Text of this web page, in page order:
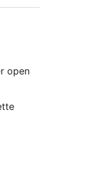
open